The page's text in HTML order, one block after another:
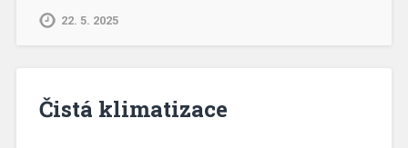
22. 5. 2025
Čistá klimatizace